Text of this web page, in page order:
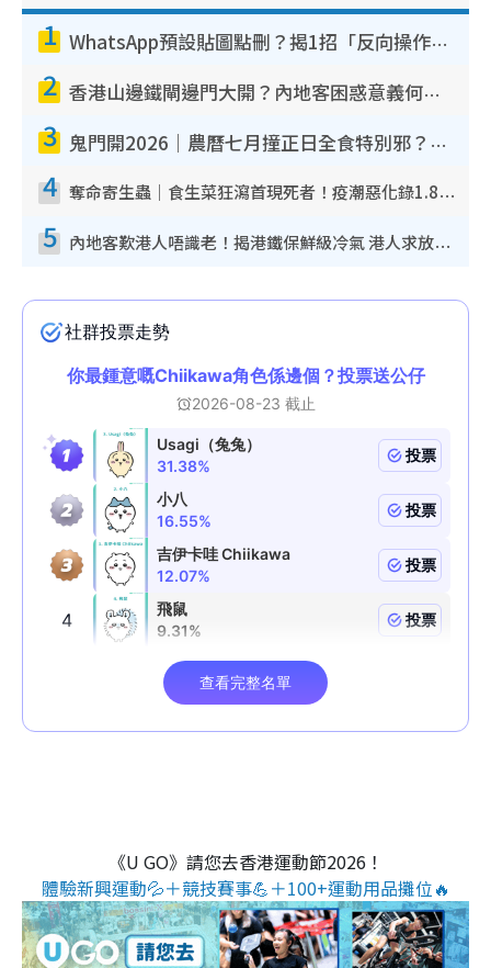
1 WhatsApp預設貼圖點刪？揭1招「反向操作」還原簡潔介面 附3步實測教學
2 香港山邊鐵閘邊門大開？內地客困惑意義何在！網民神回覆：呢種叫法理性防禦
3 鬼門開2026｜農曆七月撞正日全食特別邪？專家警告切忌做一事！揭4大禁忌+2招保平安
4 奪命寄生蟲｜食生菜狂瀉首現死者！疫潮惡化錄1.8萬宗病例 揭洗菜3大謬誤
5 內地客歎港人唔識老！揭港鐵保鮮級冷氣 港人求放過：咪投訴
《U GO》請您去香港運動節2026！
體驗新興運動💦＋競技賽事💪＋100+運動用品攤位🔥